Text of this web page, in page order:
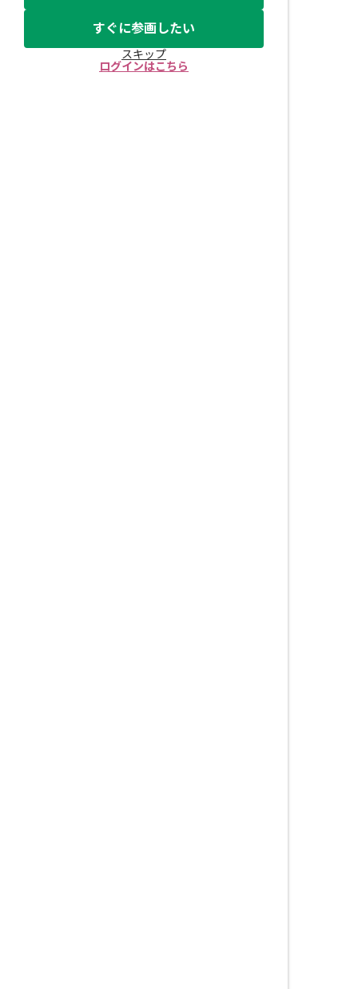
すぐに参画したい
スキップ
ログインはこちら